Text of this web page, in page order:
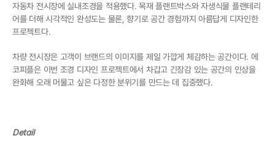
자동차 전시장에 실내조경을 적용했다. 목재 플랜트박스와 자생식물 플랜테리
어를 더해 시각적인 완성도는 물론, 향기로 공간 경험까지 아름답게 디자인한
프로젝트다.
차량 전시장은 고객이 브랜드의 이미지를 제일 가깝게 체감하는 공간이다. 에
코피플은 이번 조경 디자인 프로젝트에서 차갑고 긴장감 있는 공간의 인상을
완화해 오래 머물고 싶은 다정한 분위기를 만드는 데 집중했다.
Detail